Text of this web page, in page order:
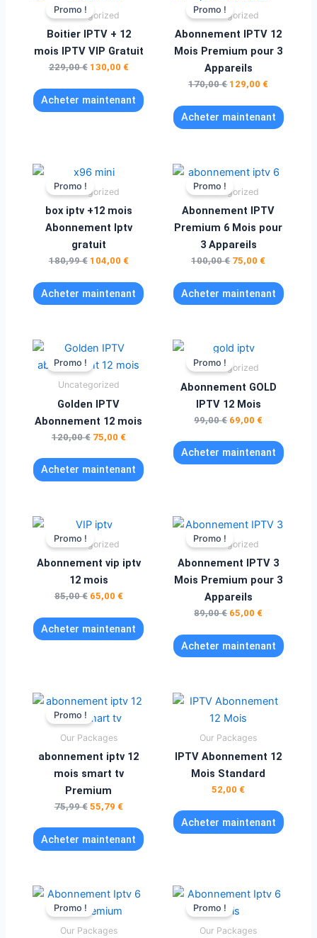
Promo !
Uncategorized
Boitier IPTV + 12
mois IPTV VIP Gratuit
229,00€
initial
était :
229,00 €.
130,00 €
est :
130,00 €.
Acheter maintenant
Promo !
Uncategorized
Abonnement IPTV 12
Mois Premium pour 3
Appareils
170,00€
initial
était :
170,00 €.
129,00 €
est :
129,00 €.
Acheter maintenant
Promo !
Uncategorized
box iptv +12 mois
Abonnement Iptv
gratuit
180,99€
Le
initial
était :
180,99 €.
104,00 €
104,00 €.
Acheter maintenant
Promo !
Uncategorized
Abonnement IPTV
Premium 6 Mois pour
3 Appareils
100,00€
Le
initial
était :
100,00 €.
75,00 €
Le
est :
75,00 €.
Acheter maintenant
Promo !
Uncategorized
Golden IPTV
Abonnement 12 mois
120,00€
Le
initial
était :
75,00 €
actuel
Acheter maintenant
Promo !
Uncategorized
Abonnement GOLD
IPTV 12 Mois
99,00€
Le
prix
initial
était :
99,00 €.
69,00 €
est :
69,00 €.
Acheter maintenant
Promo !
Uncategorized
Abonnement vip iptv
12 mois
85,00€
Le
prix
initial
était :
85,00 €.
65,00 €
est :
65,00 €.
Acheter maintenant
Promo !
Uncategorized
Abonnement IPTV 3
Mois Premium pour 3
Appareils
89,00€
Le
initial
était :
89,00 €.
65,00 €
Le
est :
65,00 €.
Acheter maintenant
Promo !
Our Packages
abonnement iptv 12
mois smart tv
Premium
75,99€
Le
initial
était :
75,99 €.
55,79 €
Le
Acheter maintenant
Our Packages
IPTV Abonnement 12
Mois Standard
52,00 €
Acheter maintenant
Promo !
Our Packages
Le
initial
était :
Le
Promo !
Our Packages
Le
initial
était :
Le